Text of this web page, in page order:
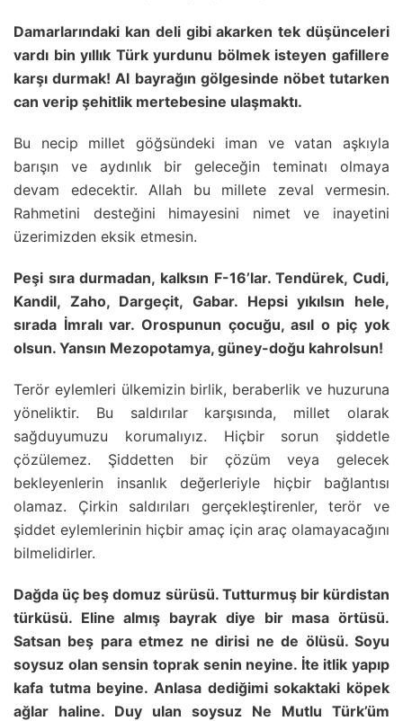
Damarlarındaki kan deli gibi akarken tek düşünceleri
vardı bin yıllık Türk yurdunu bölmek isteyen gafillere
karşı durmak! Al bayrağın gölgesinde nöbet tutarken
can verip şehitlik mertebesine ulaşmaktı.
Bu necip millet göğsündeki iman ve vatan aşkıyla
barışın ve aydınlık bir geleceğin teminatı olmaya
devam edecektir. Allah bu millete zeval vermesin.
Rahmetini desteğini himayesini nimet ve inayetini
üzerimizden eksik etmesin.
Peşi sıra durmadan, kalksın F-16’lar. Tendürek, Cudi,
Kandil, Zaho, Dargeçit, Gabar. Hepsi yıkılsın hele,
sırada İmralı var. Orospunun çocuğu, asıl o piç yok
olsun. Yansın Mezopotamya, güney-doğu kahrolsun!
Terör eylemleri ülkemizin birlik, beraberlik ve huzuruna
yöneliktir. Bu saldırılar karşısında, millet olarak
sağduyumuzu korumalıyız. Hiçbir sorun şiddetle
çözülemez. Şiddetten bir çözüm veya gelecek
bekleyenlerin insanlık değerleriyle hiçbir bağlantısı
olamaz. Çirkin saldırıları gerçekleştirenler, terör ve
şiddet eylemlerinin hiçbir amaç için araç olamayacağını
bilmelidirler.
Dağda üç beş domuz sürüsü. Tutturmuş bir kürdistan
türküsü. Eline almış bayrak diye bir masa örtüsü.
Satsan beş para etmez ne dirisi ne de ölüsü. Soyu
soysuz olan sensin toprak senin neyine. İte itlik yapıp
kafa tutma beyine. Anlasa dediğimi sokaktaki köpek
ağlar haline. Duy ulan soysuz Ne Mutlu Türk’üm